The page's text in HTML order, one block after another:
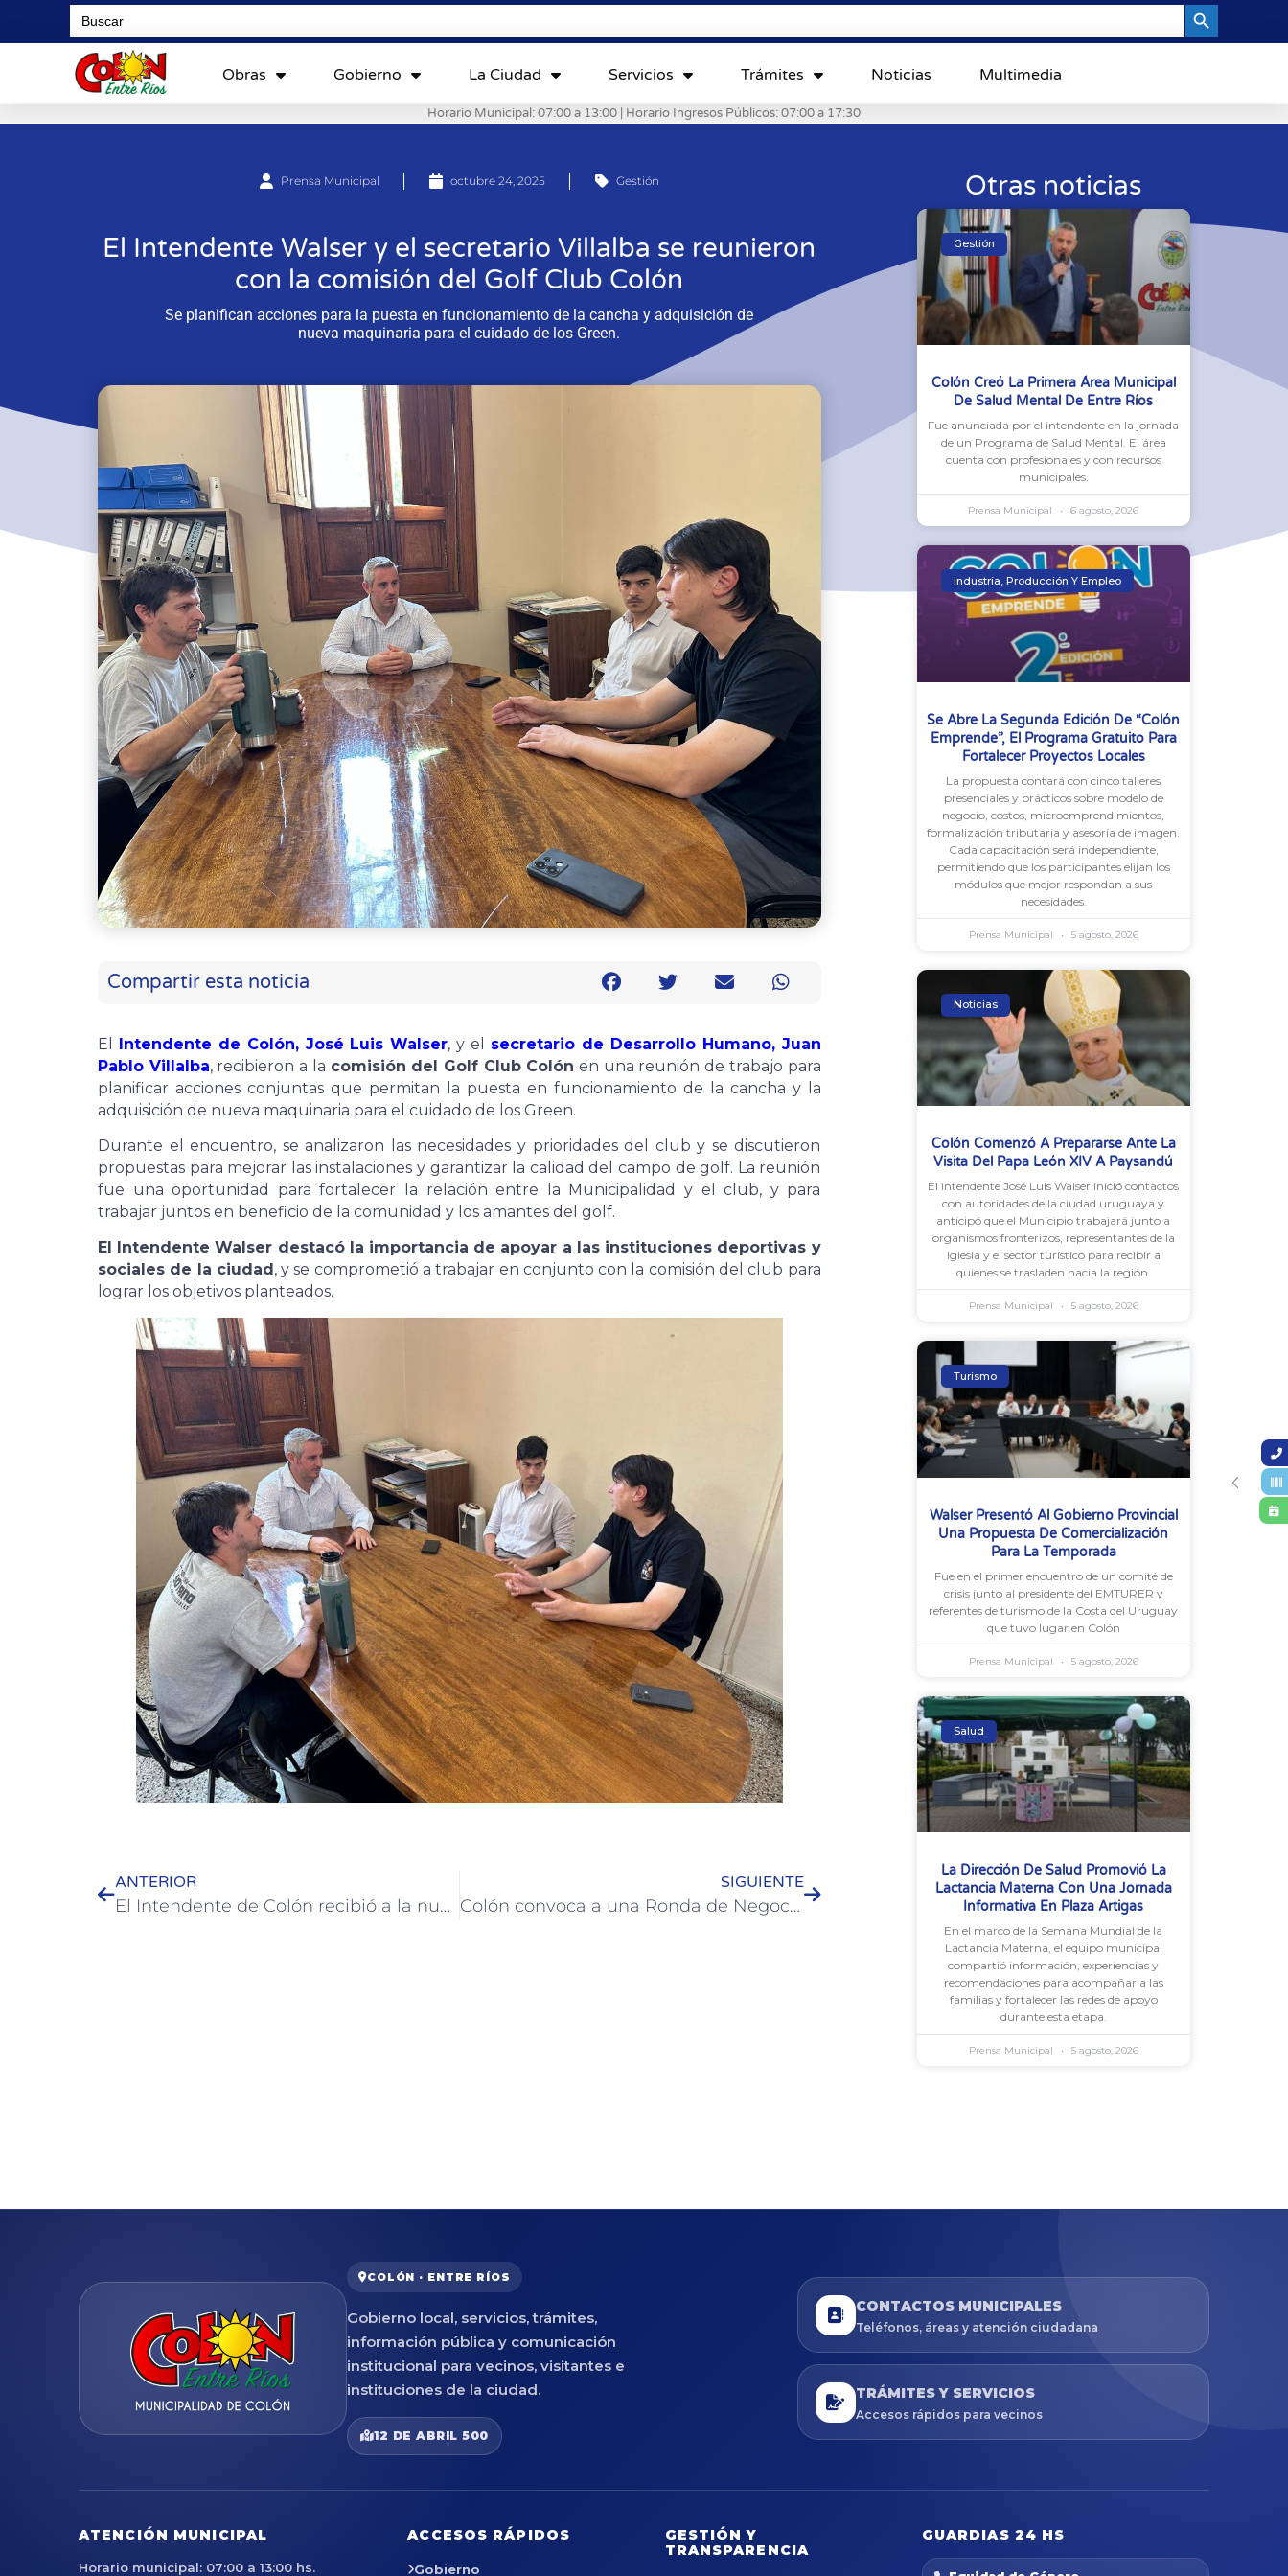
Search
for:
Obras Gobierno La Ciudad Servicios Trámites Noticias Multimedia
Horario Municipal: 07:00 a 13:00 | Horario Ingresos Públicos: 07:00 a 17:30
Prensa Municipal octubre 24, 2025 Gestión
El Intendente Walser y el secretario Villalba se reunieron
con la comisión del Golf Club Colón
Se planifican acciones para la puesta en funcionamiento de la cancha y adquisición de
nueva maquinaria para el cuidado de los Green.
Compartir esta noticia
El Intendente de Colón, José Luis Walser, y el secretario de Desarrollo Humano, Juan
Pablo Villalba, recibieron a la comisión del Golf Club Colón en una reunión de trabajo para
planificar acciones conjuntas que permitan la puesta en funcionamiento de la cancha y la
adquisición de nueva maquinaria para el cuidado de los Green.
Durante el encuentro, se analizaron las necesidades y prioridades del club y se discutieron
propuestas para mejorar las instalaciones y garantizar la calidad del campo de golf. La reunión
fue una oportunidad para fortalecer la relación entre la Municipalidad y el club, y para
trabajar juntos en beneficio de la comunidad y los amantes del golf.
El Intendente Walser destacó la importancia de apoyar a las instituciones deportivas y
sociales de la ciudad , y se comprometió a trabajar en conjunto con la comisión del club para
lograr los objetivos planteados.
ANTERIOR
El Intendente de Colón recibió a la nueva cónsul de Uruguay en la ciudad
SIGUIENTE
Colón convoca a una Ronda de Negocios para vincular a bodegas locales con el sector turístico y gastronómico
Otras noticias
Gestión
Colón Creó La Primera Área Municipal
De Salud Mental De Entre Ríos
Fue anunciada por el intendente en la jornada
de un Programa de Salud Mental. El área
cuenta con profesionales y con recursos
municipales.
Prensa Municipal 6 agosto, 2026
Industria, Producción Y Empleo
Se Abre La Segunda Edición De “Colón
Emprende”, El Programa Gratuito Para
Fortalecer Proyectos Locales
La propuesta contará con cinco talleres
presenciales y prácticos sobre modelo de
negocio, costos, microemprendimientos,
formalización tributaria y asesoría de imagen.
Cada capacitación será independiente,
permitiendo que los participantes elijan los
módulos que mejor respondan a sus
necesidades.
Prensa Municipal 5 agosto, 2026
Noticias
Colón Comenzó A Prepararse Ante La
Visita Del Papa León XIV A Paysandú
El intendente José Luis Walser inició contactos
con autoridades de la ciudad uruguaya y
anticipó que el Municipio trabajará junto a
organismos fronterizos, representantes de la
Iglesia y el sector turístico para recibir a
quienes se trasladen hacia la región.
Prensa Municipal 5 agosto, 2026
Turismo
Walser Presentó Al Gobierno Provincial
Una Propuesta De Comercialización
Para La Temporada
Fue en el primer encuentro de un comité de
crisis junto al presidente del EMTURER y
referentes de turismo de la Costa del Uruguay
que tuvo lugar en Colón
Prensa Municipal 5 agosto, 2026
Salud
La Dirección De Salud Promovió La
Lactancia Materna Con Una Jornada
Informativa En Plaza Artigas
En el marco de la Semana Mundial de la
Lactancia Materna, el equipo municipal
compartió información, experiencias y
recomendaciones para acompañar a las
familias y fortalecer las redes de apoyo
durante esta etapa.
Prensa Municipal 5 agosto, 2026
COLÓN · ENTRE RÍOS
Gobierno local, servicios, trámites,
información pública y comunicación
institucional para vecinos, visitantes e
instituciones de la ciudad.
12 DE ABRIL 500
CONTACTOS MUNICIPALES
Teléfonos, áreas y atención ciudadana
TRÁMITES Y SERVICIOS
Accesos rápidos para vecinos
ATENCIÓN MUNICIPAL
Horario municipal: 07:00 a 13:00 hs.
ACCESOS RÁPIDOS
Gobierno
GESTIÓN Y
TRANSPARENCIA
GUARDIAS 24 HS